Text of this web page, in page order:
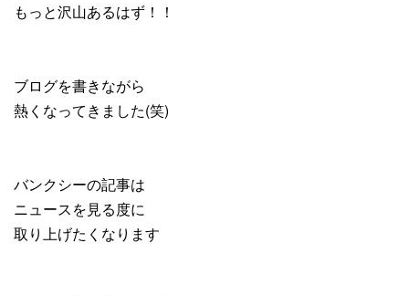
もっと沢山あるはず！！
ブログを書きながら
熱くなってきました(笑)
バンクシーの記事は
ニュースを見る度に
取り上げたくなります